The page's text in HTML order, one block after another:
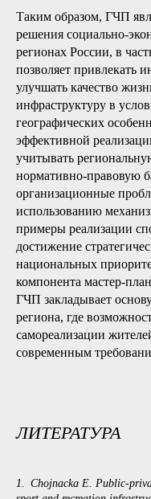
Таким образом, ГЧП
решения социально-
регионах России, в
позволяет привлекать
улучшать качество
инфраструктуру в
географических
эффективной
учитывать
нормативно-правовую
организационные
использованию
примеры реализации
достижение
национальных
компонента мастер-
ГЧП закладывает
региона, где
самореализации
современным
ЛИТЕРАТУРА
1. Chojnacka E. Public-